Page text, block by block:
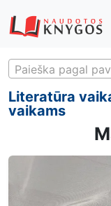
Paieška pagal
Literatūra
vaikams